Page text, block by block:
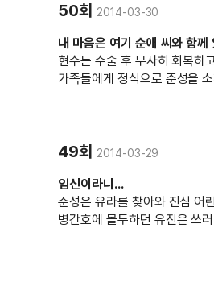
50회 2014-03-30
내 마음은 여기 순애 씨와 함께
현수는 수술 후 무사히 회복하
가족들에게 정식으로 준성을
49회 2014-03-29
임신이라니...
준성은 유라를 찾아와 진심 어
병간호에 몰두하던 유진은 쓰